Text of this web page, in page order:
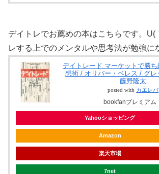
デイトレでお薦めの本はこちらです。U(
レする上でのメンタルや思考法が勉強に
デイトレード マーケットで勝
想術 / オリバー・ベレス / グ
藤野隆太
posted with カエレバ
bookfanプレミアム
Yahooショッピング
Amazon
楽天市場
7net